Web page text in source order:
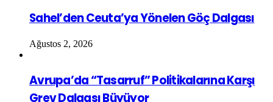
Sahel’den Ceuta’ya Yönelen Göç Dalgası
Ağustos 2, 2026
Avrupa’da “Tasarruf” Politikalarına Karşı
Grev Dalgası Büyüyor